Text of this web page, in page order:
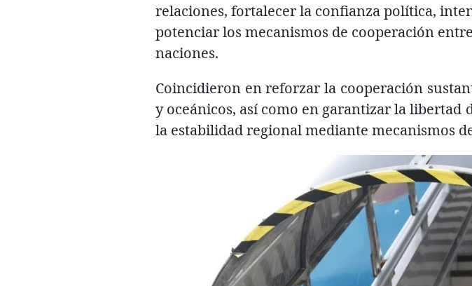
relaciones, fortalecer la confianza política,
potenciar los mecanismos de cooperación
naciones.
Coincidieron en reforzar la cooperación
y oceánicos, así como en garantizar la
la estabilidad regional mediante mecanismos